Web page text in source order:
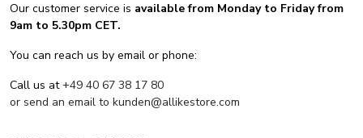
Our customer service is available from Monday to Friday from
9am to 5.30pm CET.
You can reach us by email or phone:
Call us at+49 40 67 38 17 80
or send an email to kunden@allikestore.com